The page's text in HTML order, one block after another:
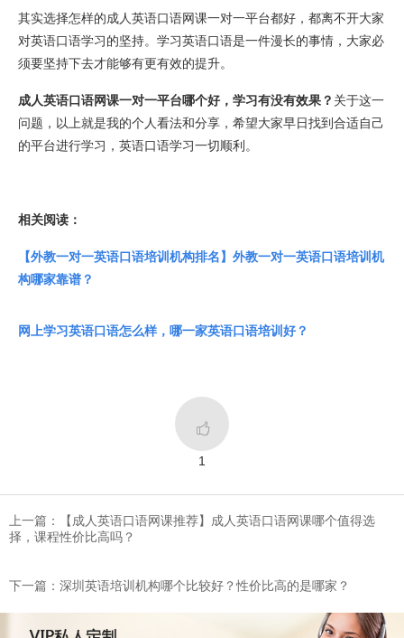
其实选择怎样的成人英语口语网课一对一平台都好，都离不开大家
对英语口语学习的坚持。学习英语口语是一件漫长的事情，大家必
须要坚持下去才能够有更有效的提升。
成人英语口语网课一对一平台哪个好，学习有没有效果？ 关于这一
问题，以上就是我的个人看法和分享，希望大家早日找到合适自己
的平台进行学习，英语口语学习一切顺利。
相关阅读：
【外教一对一英语口语培训机构排名】外教一对一英语口语培训机
构哪家靠谱？
网上学习英语口语怎么样，哪一家英语口语培训好？

1
上一篇：​【成人英语口语网课推荐】成人英语口语网课哪个值得选
择，课程性价比高吗？
下一篇：深圳英语培训机构哪个比较好？性价比高的是哪家？